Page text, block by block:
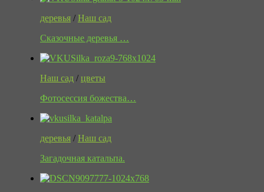
деревья /Наш сад
Сказочные деревья …
Наш сад /цветы
Фотосессия божества…
деревья /Наш сад
Загадочная катальпа.